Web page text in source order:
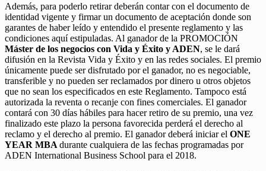
Además, para poderlo retirar deberán contar con el documento de
identidad vigente y firmar un documento de aceptación donde son
garantes de haber leído y entendido el presente reglamento y las
condiciones aquí estipuladas. Al ganador de la PROMOCIÓN
Máster de los negocios con Vida y Éxito y ADEN, se le dará
difusión en la Revista Vida y Éxito y en las redes sociales. El premio
únicamente puede ser disfrutado por el ganador, no es negociable,
transferible y no pueden ser reclamados por dinero u otros objetos
que no sean los especificados en este Reglamento. Tampoco está
autorizada la reventa o recanje con fines comerciales. El ganador
contará con 30 días hábiles para hacer retiro de su premio, una vez
finalizado este plazo la persona favorecida perderá el derecho al
reclamo y el derecho al premio. El ganador deberá iniciar el ONE
YEAR MBA durante cualquiera de las fechas programadas por
ADEN International Business School para el 2018.